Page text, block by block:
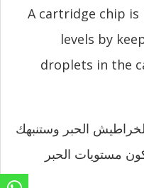
A cartridge chip
levels by
droplets in the
الحبر وستنبهك
مستويات الحبر